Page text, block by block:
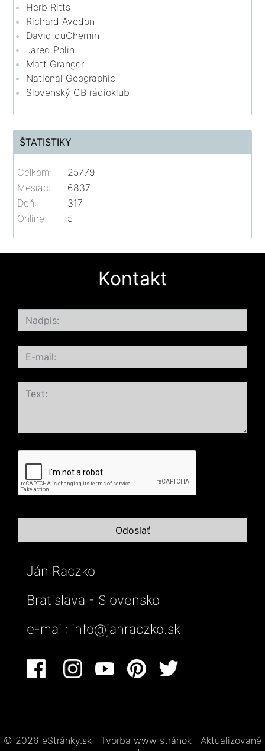
Herb Ritts
Richard Avedon
David duChemin
Jared Polin
Matt Granger
National Geographic
Slovenský CB rádioklub
ŠTATISTIKY
Online: 5
Celkom:
25779
Mesiac:
6837
Deň:
317
Kontakt
Ján Raczko
Bratislava - Slovensko
e-mail: info@janraczko.sk
© 2026 eStránky.sk Tvorba www stránok
Aktualizované